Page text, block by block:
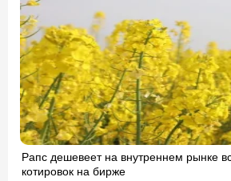
Рапс дешевеет на внутреннем рынке
котировок на бирже